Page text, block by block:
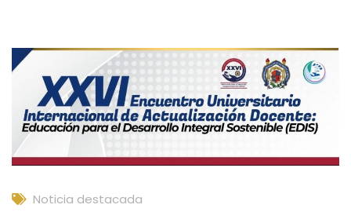
Noticia destacada